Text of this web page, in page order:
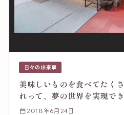
日々の出来事
美味しいものを食べてたく
れって、夢の世界を実現で
2018年6月24日